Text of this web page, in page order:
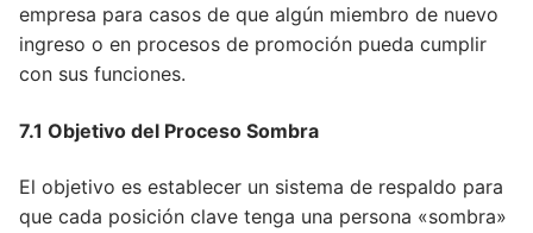
empresa para casos de que algún miembro de nuevo
ingreso o en procesos de promoción pueda cumplir
con sus funciones.
7.1 Objetivo del Proceso Sombra
El objetivo es establecer un sistema de respaldo para
que cada posición clave tenga una persona «sombra»